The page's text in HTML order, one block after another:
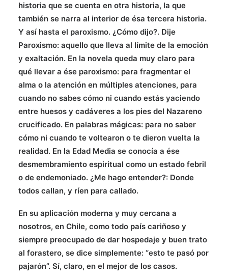
historia que se cuenta en otra historia, la que
también se narra al interior de ésa tercera historia.
Y así hasta el paroxismo. ¿Cómo dijo?. Dije
Paroxismo: aquello que lleva al límite de la emoción
y exaltación. En la novela queda muy claro para
qué llevar a ése paroxismo: para fragmentar el
alma o la atención en múltiples atenciones, para
cuando no sabes cómo ni cuando estás yaciendo
entre huesos y cadáveres a los pies del Nazareno
crucificado. En palabras mágicas: para no saber
cómo ni cuando te voltearon o te dieron vuelta la
realidad. En la Edad Media se conocía a ése
desmembramiento espiritual como un estado febril
o de endemoniado. ¿Me hago entender?: Donde
todos callan, y ríen para callado.
En su aplicación moderna y muy cercana a
nosotros, en Chile, como todo país cariñoso y
siempre preocupado de dar hospedaje y buen trato
al forastero, se dice simplemente: “esto te pasó por
pajarón”. Sí, claro, en el mejor de los casos.